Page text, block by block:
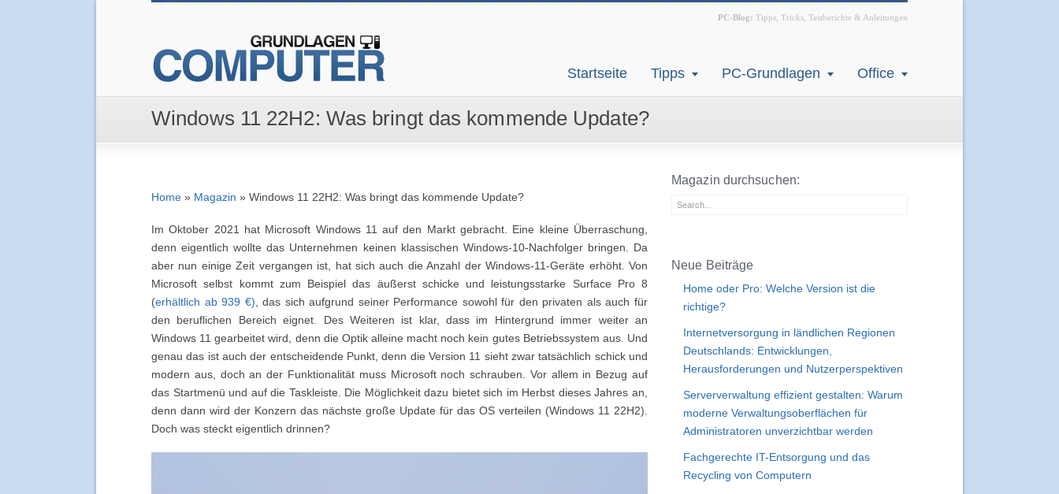
PC-Blog: Tipps, Tricks, Testberichte & Anleitungen
Startseite Tipps PC-Grundlagen Office
Windows 11 22H2: Was bringt das kommende Update?
Home » Magazin » Windows 11 22H2: Was bringt das kommende Update?
Im Oktober 2021 hat Microsoft Windows 11 auf den Markt gebracht. Eine kleine Überraschung,
denn eigentlich wollte das Unternehmen keinen klassischen Windows-10-Nachfolger bringen. Da
aber nun einige Zeit vergangen ist, hat sich auch die Anzahl der Windows-11-Geräte erhöht. Von
Microsoft selbst kommt zum Beispiel das äußerst schicke und leistungsstarke Surface Pro 8
(erhältlich ab 939 €) , das sich aufgrund seiner Performance sowohl für den privaten als auch für
den beruflichen Bereich eignet. Des Weiteren ist klar, dass im Hintergrund immer weiter an
Windows 11 gearbeitet wird, denn die Optik alleine macht noch kein gutes Betriebssystem aus. Und
genau das ist auch der entscheidende Punkt, denn die Version 11 sieht zwar tatsächlich schick und
modern aus, doch an der Funktionalität muss Microsoft noch schrauben. Vor allem in Bezug auf
das Startmenü und auf die Taskleiste. Die Möglichkeit dazu bietet sich im Herbst dieses Jahres an,
denn dann wird der Konzern das nächste große Update für das OS verteilen (Windows 11 22H2).
Doch was steckt eigentlich drinnen?
Magazin durchsuchen:
Neue Beiträge
Home oder Pro: Welche Version ist die
richtige?
Internetversorgung in ländlichen Regionen
Deutschlands: Entwicklungen,
Herausforderungen und Nutzerperspektiven
Serververwaltung effizient gestalten: Warum
moderne Verwaltungsoberflächen für
Administratoren unverzichtbar werden
Fachgerechte IT-Entsorgung und das
Recycling von Computern